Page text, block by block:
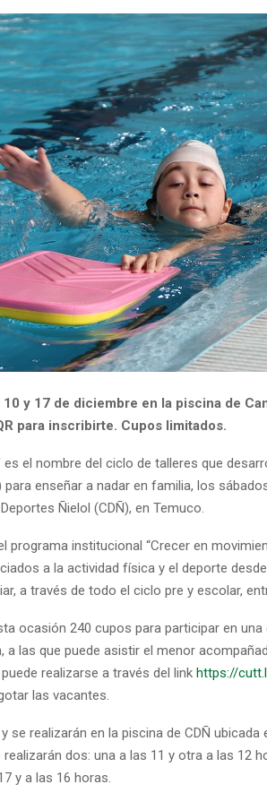
10 y 17 de diciembre en la piscina de
para inscribirte. Cupos limitados.
es el nombre del ciclo de talleres que
para enseñar a nadar en familia, los
Ñielol (CDÑ), en Temuco.
programa institucional “Crecer en
a la actividad física y el deporte
a través de todo el ciclo pre y escolar,
ocasión 240 cupos para participar en una
a las que puede asistir el menor
realizarse a través del link https://
las vacantes.
se realizarán en la piscina de CDÑ ubicada
dos: una a las 11 y otra a las 12
y a las 16 horas.